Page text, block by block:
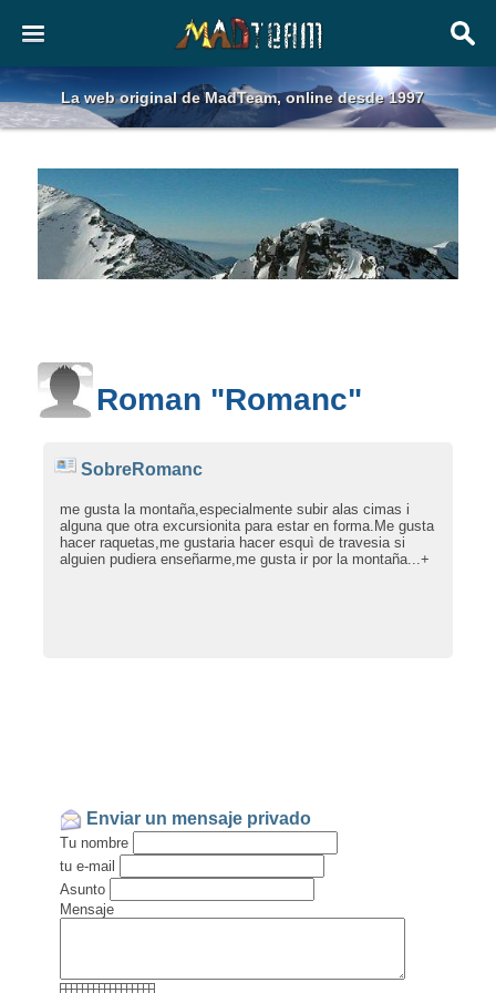
La web original de MadTeam, online desde 1997
Roman "Romanc"
SobreRomanc
me gusta la montaña,especialmente subir alas cimas i
alguna que otra excursionita para estar en forma.Me gusta
hacer raquetas,me gustaria hacer esquì de travesia si
alguien pudiera enseñarme,me gusta ir por la montaña...+
Enviar un mensaje privado
Tu nombre
tu e-mail
Asunto
Mensaje